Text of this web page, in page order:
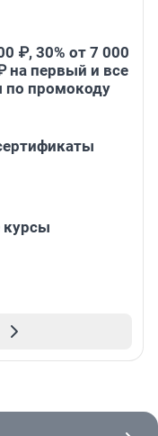
₽, 30% от 7 000
на первый и все
по промокоду
курсы